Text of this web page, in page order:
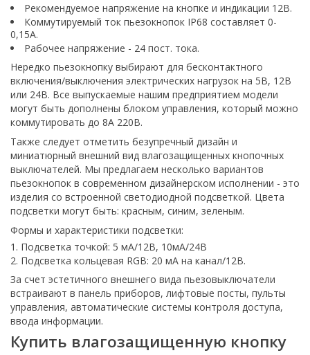
Рекомендуемое напряжение на кнопке и индикации 12В.
Коммутируемый ток пьезокнопок IP68 составляет 0-
0,15А.
Рабочее напряжение - 24 пост. тока.
Нередко пьезокнопку выбирают для бесконтактного
включения/выключения электрических нагрузок на 5В, 12В
или 24В. Все выпускаемые нашим предприятием модели
могут быть дополнены блоком управления, который можно
коммутировать до 8А 220В.
Также следует отметить безупречный дизайн и
миниатюрный внешний вид влагозащищенных кнопочных
выключателей. Мы предлагаем несколько вариантов
пьезокнопок в современном дизайнерском исполнении - это
изделия со встроенной светодиодной подсветкой. Цвета
подсветки могут быть: красным, синим, зеленым.
Формы и характеристики подсветки:
Подсветка точкой: 5 мА/12В, 10мА/24В
Подсветка кольцевая RGB: 20 мА на канал/12В.
За счет эстетичного внешнего вида пьезовыключатели
встраивают в панель приборов, лифтовые посты, пульты
управления, автоматические системы контроля доступа,
ввода информации.
Купить влагозащищенную кнопку